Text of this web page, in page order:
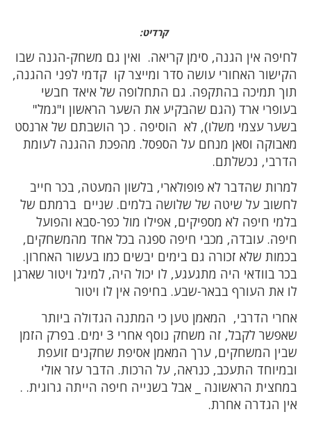
קרדיט:
לחיפה אין הגנה, סימן קריאה. ואין גם משחק-הגנה שבו
הקישור האחורי עושה סדר ומייצר קו קדמי לפני ההגנה,
תוך תמיכה בהתקפה. גם התחלופה של איאד חבשי
בעופרי ארד (הגם שהבקיע את השער הראשון ו"גמל"
בשער עצמי משלו), לא הוסיפה . כך הושבתם של ארנסט
מאבוקה וסאן מנחם על הספסל. מהפכת ההגנה לעומת
הדרבי, נכשלתם.
למרות שהדבר לא פופולארי, בלשון המעטה, בכר חייב
לחשוב על שיטה של שלושה בלמים. שניים ברמתם של
בלמי חיפה לא מספיקים, אפילו מול כפר-סבא והפועל
חיפה. עובדה, מכבי חיפה ספגה בכל אחד מהמשחקים,
בכמות שלא זכורה גם בימים יבשים כמו בעשור האחרון.
בכר בוודאי היה מתגעגע, לו יכול היה, למיגל ויטור שארגן
לו את העורף בבאר-שבע. בחיפה אין לו ויטור
אחרי הדרבי, המאמן טען כי המתנה הגדולה ביותר
שאפשר לקבל, זה משחק נוסף אחרי 3 ימים. בפרק הזמן
שבין המשחקים, ערך המאמן אסיפת שחקנים זועפת
ובמיוחד התעכב, כנראה, על הרכות. הדבר עזר אולי
במחצית הראשונה _ אבל בשנייה חיפה הייתה גרוגית. .
אין הגדרה אחרת.